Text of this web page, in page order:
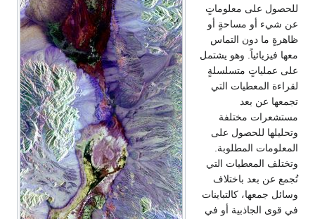
للحصول على معلوماتٍ
عن شيء أو مساحةٍ أو
ظاهرةٍ ما دون التماس
معها فيزيائياً. وهو يشتمل
على عملياتٍ متسلسلةٍ
لقراءة المعطيات التي
تجمعها عن بعد
مستشعرات مختلفة
وتحليلها للحصول على
المعلومات المطلوبة.
وتختلف المعطيات التي
تُجمع عن بعد باختلاف
وسائل جمعها، كالتباينات
في قوى الجاذبية أو في